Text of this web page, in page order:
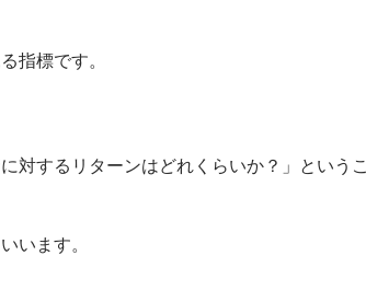
指標です。
対するリターンはどれくらいか？」というこ
います。